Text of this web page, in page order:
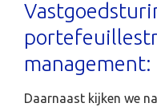
management:
Daarnaast kijken we